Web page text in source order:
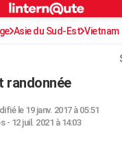
S'inscrire
Connexion
Asie du Sud-Est Vietnam
randonnée
le 19 janv. 2017 à 05:51
- 12 juil. 2021 à 14:03